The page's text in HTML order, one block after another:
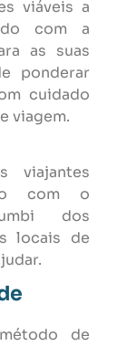
viáveis a
com a
as suas
ponderar
cuidado
viagem.
viajantes
com o
dos
locais de
de